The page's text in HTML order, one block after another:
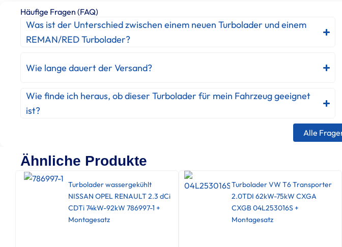
Häufige Fragen (FAQ)
Was ist der Unterschied zwischen einem neuen Turbolader und einem
REMAN/RED Turbolader?
Wie lange dauert der Versand?
Wie finde ich heraus, ob dieser Turbolader für mein Fahrzeug geeignet
ist?
Alle
Ähnliche Produkte
Turbolader wassergekühlt
NISSAN OPEL RENAULT 2.3 dCi
CDTi 74kW-92kW 786997-1 +
Montagesatz
Turbolader VW T6 Transporter
2.0TDI 62kW-75kW CXGA
CXGB 04L253016S +
Montagesatz